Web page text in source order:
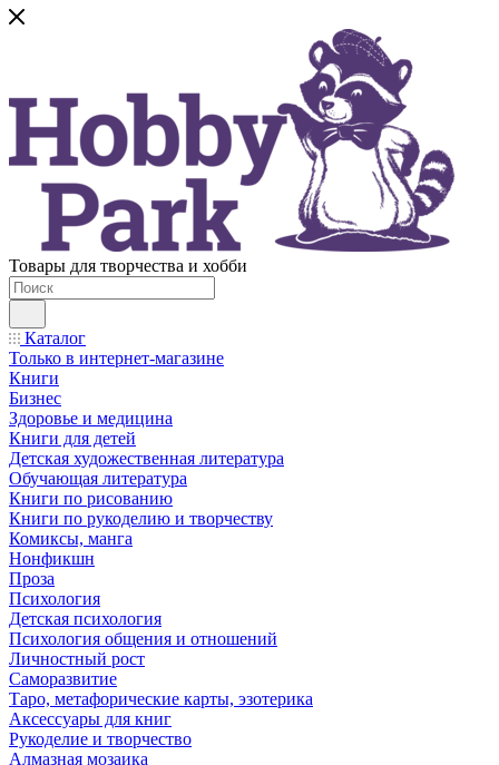
Товары для творчества и хобби
Каталог
Только в интернет-магазине
Книги
Бизнес
Здоровье и медицина
Книги для детей
Детская художественная литература
Обучающая литература
Книги по рисованию
Книги по рукоделию и творчеству
Комиксы, манга
Нонфикшн
Проза
Психология
Детская психология
Психология общения и отношений
Личностный рост
Саморазвитие
Таро, метафорические карты, эзотерика
Аксессуары для книг
Рукоделие и творчество
Алмазная мозаика